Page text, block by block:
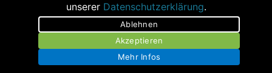
Unverbindliche Preisempfehlung des Herstellers (UVP).
powered by apovena.de
unserer Datenschutzerklärung.
Ablehnen
Akzeptieren
Mehr Infos